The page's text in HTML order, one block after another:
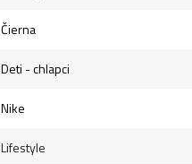
Čierna
Deti - chlapci
Nike
Lifestyle